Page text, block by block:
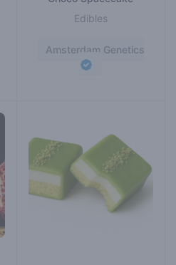
Edibles
Amsterdam Genetics